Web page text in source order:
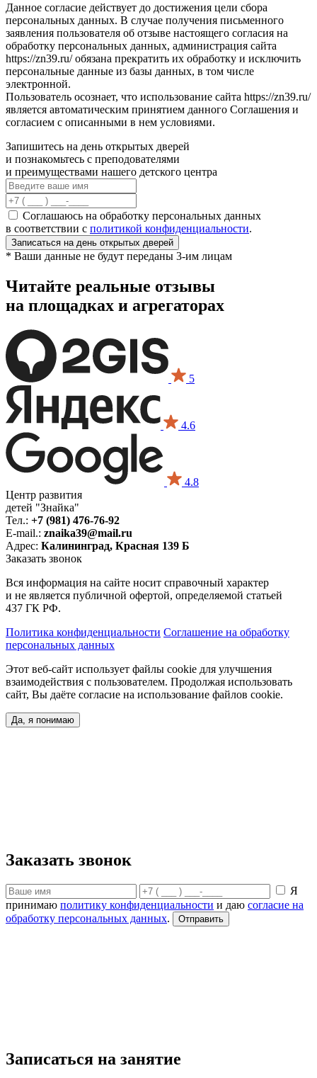
Данное согласие действует до достижения цели сбора
персональных данных. В случае получения письменного
заявления пользователя об отзыве настоящего согласия на
обработку персональных данных, администрация сайта
https://zn39.ru/ обязана прекратить их обработку и исключить
персональные данные из базы данных, в том числе
электронной.
Пользователь осознает, что использование сайта https://zn39.ru/
является автоматическим принятием данного Соглашения и
согласием с описанными в нем условиями.
Запишитесь на день открытых дверей
и познакомьтесь с преподователями
и преимуществами нашего детского центра
Соглашаюсь на обработку персональных данных
в соответствии с политикой конфиденциальности.
Записаться на день открытых дверей
* Ваши данные не будут переданы 3-им лицам
Читайте реальные отзывы
на площадках и агрегаторах
5
4.6
4.8
Центр развития
детей "Знайка"
Тел.: +7 (981) 476-76-92
E-mail.: znaika39@mail.ru
Адрес: Калининград, Красная 139 Б
Заказать звонок
Вся информация на сайте носит справочный характер
и не является публичной офертой, определяемой статьей
437 ГК РФ.
Политика конфиденциальности Соглашение на обработку
персональных данных
Этот веб-сайт использует файлы cookie для улучшения
взаимодействия с пользователем. Продолжая использовать
сайт, Вы даёте согласие на использование файлов cookie.
Да, я понимаю
Заказать звонок
Я
принимаю политику конфиденциальности и даю согласие на
обработку персональных данных.
Записаться на занятие